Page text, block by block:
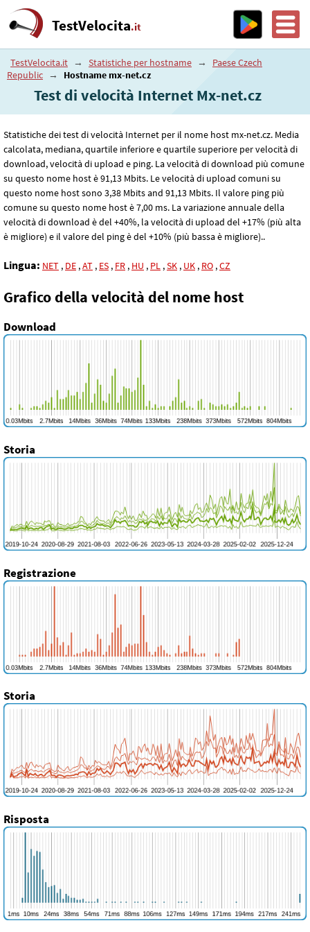
TestVelocita.it
TestVelocita.it → Statistiche per hostname →
Paese Czech
Republic → Hostname mx-net.cz
Test di velocità Internet Mx-net.cz
Statistiche dei test di velocità Internet per il nome host mx-net.cz. Media
calcolata, mediana, quartile inferiore e quartile superiore per velocità di
download, velocità di upload e ping. La velocità di download più comune
su questo nome host è 91,13 Mbits. Le velocità di upload comuni su
questo nome host sono 3,38 Mbits and 91,13 Mbits. Il valore ping più
comune su questo nome host è 7,00 ms. La variazione annuale della
velocità di download è del +40%, la velocità di upload del +17% (più alta
è migliore) e il valore del ping è del +10% (più bassa è migliore)..
Lingua: NET , DE ,AT , ES , FR , HU , PL ,SK , UK , RO ,CZ
Grafico della velocità del nome host
Download
Storia
Registrazione
Storia
Risposta